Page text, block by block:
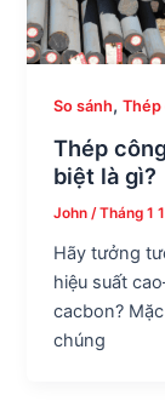
So sánh,Thép
Thép
biệt là gì?
John/Tháng 1
Hãy tưởng
hiệu suất
cacbon?
chúng